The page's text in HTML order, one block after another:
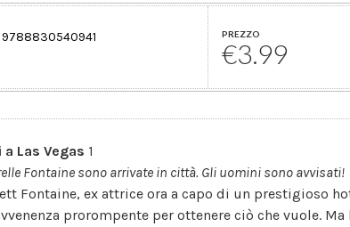
9788830540941 PREZZO
€3.99
Las Vegas 1
Fontaine sono arrivate in città. Gli uomini sono avvisati!
Fontaine, ex attrice ora a capo di un prestigioso
prorompente per ottenere ciò che vuole.